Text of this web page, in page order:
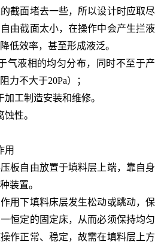
截面堵去一些，所以设计时应取尽
由截面太小，在操作中会产生拦液
低效率，甚至形成液泛。
气液相的均匀分布，同时不至于产
力不大于20Pa）；
工制造安装和维修。
性。
用
板自由放置于填料层上端，靠自身
装置。
用下填料床层发生松动或跳动，保
恒定的固定床，从而必须保持均匀
作正常、稳定，故需在填料层上方